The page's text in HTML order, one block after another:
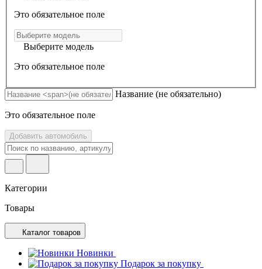
Это обязательное поле
Выберите модель
Это обязательное поле
Название (не обязательно)
Это обязательное поле
Добавить автомобиль
Категории
Товары
Каталог товаров
Новинки
Подарок за покупку